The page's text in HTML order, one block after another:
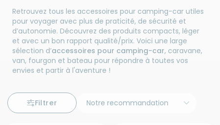
Retrouvez tous les accessoires pour camping-car utiles
pour voyager avec plus de praticité, de sécurité et
d’autonomie. Découvrez des produits compacts, léger
et avec un bon rapport qualité/prix. Voici une large
sélection d’accessoires pour camping-car, caravane,
van, fourgon et bateau pour répondre à toutes vos
envies et partir à l'aventure !
Filtrer